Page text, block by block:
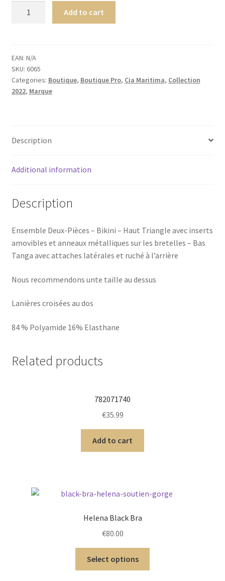
DEUX
PIÈCES
-
BIKINI
Add to cart
EAN: N/A
SKU: 6065
Categories: Boutique, Boutique Pro, Cia Maritima, Collection
2022, Marque
Description
Additional information
Description
Ensemble Deux-Pièces – Bikini – Haut Triangle avec inserts
amovibles et anneaux métalliques sur les bretelles – Bas
Tanga avec attaches latérales et ruché à l’arrière
Nous recommendons unte taille au dessus
Lanières croisées au dos
84 % Polyamide 16% Elasthane
Related products
782071740
€35.99
Add to cart
Helena Black Bra
€80.00
Select options